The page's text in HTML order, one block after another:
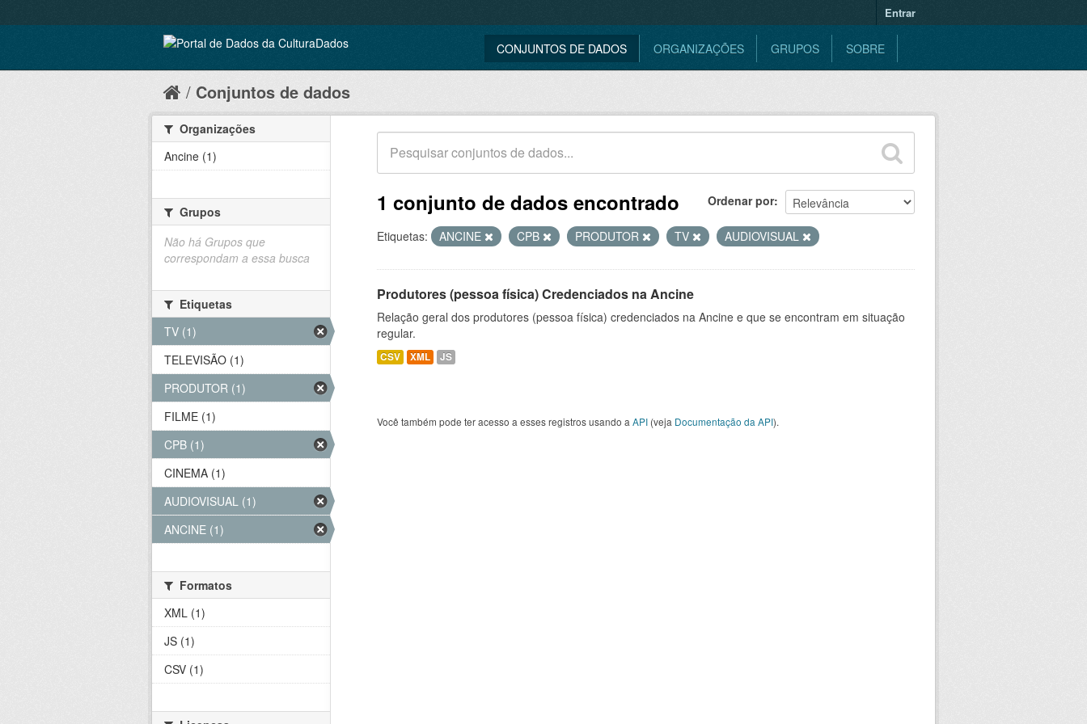
Entrar
CONJUNTOS DE DADOS ORGANIZAÇÕES GRUPOS SOBRE
Conjuntos de dados
Ordenar por
1 conjunto de dados encontrado
Etiquetas: ANCINE CPB PRODUTOR TV AUDIOVISUAL
Produtores (pessoa física) Credenciados na Ancine
Relação geral dos produtores (pessoa física) credenciados na Ancine e que se encontram em situação
regular.
CSV XML JS
Você também pode ter acesso a esses registros usando a API (veja Documentação da API).
Organizações
Ancine (1)
Grupos
Não há Grupos que
correspondam a essa busca
Etiquetas
TV (1)
TELEVISÃO (1)
PRODUTOR (1)
FILME (1)
CPB (1)
CINEMA (1)
AUDIOVISUAL (1)
ANCINE (1)
Formatos
XML (1)
JS (1)
CSV (1)